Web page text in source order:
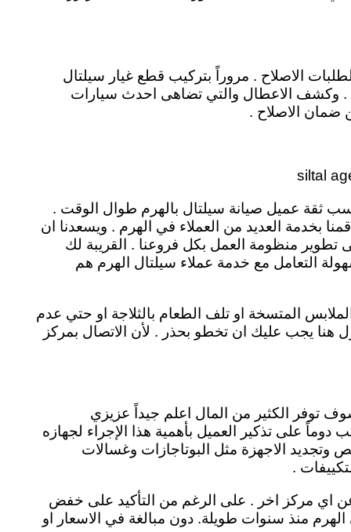
الاصلاح . مروراً بتركيب قطع غيار سيلتال
. وكشف الاعطال والتي تضاهى احدث سيارات
ضمان الاصلاح .
ثقة عميل صيانة سيلتال بالهرم طوال الوقت .
بخدمة العديد من العملاء في الهرم . ويسعدنا ان
تطوير منظومة العمل بكل فروعنا . القريبة لك
التعامل مع خدمة عملاء سيلتال الهرم هم
المتسخة او تلف الطعام بالثلاجة او حتي عدم
هنا يجب عليك ان تخطو بحذر . لأن الاتصال بمركز
توفر الكثير من المال اعلم جيداً عزيزي
دوماً على تذكير العميل بأهمية هذا الإجراء لجهازه
وتجديد الاجهزة مثل البوتاجازات وغسالات
.
اي مركز اخر . على الرغم من التأكيد على خفض
الهرم منذ سنوات طويلة. دون مبالغة في الاسعار او